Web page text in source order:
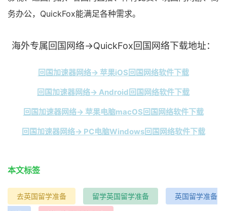
务办公，QuickFox能满足各种需求。
海外专属回国网络→QuickFox回国网络下载地址：
回国加速器网络→ 苹果iOS回国网络软件下载
回国加速器网络→ Android回国网络软件下载
回国加速器网络→ 苹果电脑macOS回国网络软件下载
回国加速器网络→ PC电脑Windows回国网络软件下载
本文标签
去英国留学准备 留学英国留学准备 英国留学准备